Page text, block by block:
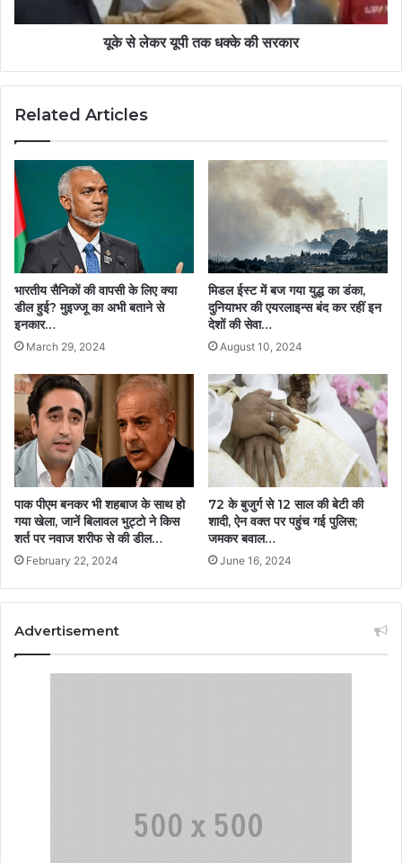
यूके से लेकर यूपी तक धक्के की सरकार
Related Articles
भारतीय सैनिकों की वापसी के लिए क्या
डील हुई? मुइज्जू का अभी बताने से
इनकार…
March 29, 2024
मिडल ईस्ट में बज गया युद्ध का डंका,
दुनियाभर की एयरलाइन्स बंद कर रहीं इन
देशों की सेवा…
August 10, 2024
पाक पीएम बनकर भी शहबाज के साथ हो
गया खेला, जानें बिलावल भुट्टो ने किस
शर्त पर नवाज शरीफ से की डील…
February 22, 2024
72 के बुजुर्ग से 12 साल की बेटी की
शादी, ऐन वक्त पर पहुंच गई पुलिस;
जमकर बवाल…
June 16, 2024
Advertisement